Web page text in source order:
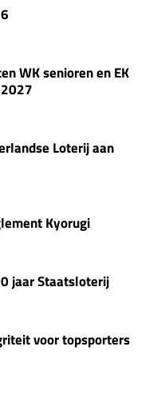
WK senioren en EK
Loterij aan
Kyorugi
jaar Staatsloterij
voor topsporters